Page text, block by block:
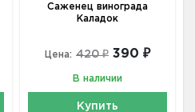
Саженец винограда
Каладок
Цена: 420 ₽ 390 ₽
В наличии
Купить